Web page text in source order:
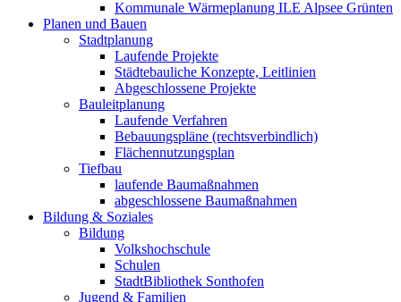
Kommunale Wärmeplanung ILE Alpsee Grünten
Planen und Bauen
Stadtplanung
Laufende Projekte
Städtebauliche Konzepte, Leitlinien
Abgeschlossene Projekte
Bauleitplanung
Laufende Verfahren
Bebauungspläne (rechtsverbindlich)
Flächennutzungsplan
Tiefbau
laufende Baumaßnahmen
abgeschlossene Baumaßnahmen
Bildung & Soziales
Bildung
Volkshochschule
Schulen
StadtBibliothek Sonthofen
Jugend & Familien